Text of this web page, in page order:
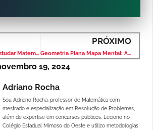
A Importância de Estudar Matemática Financeira com Mapas Mentais
PRÓXIMO
Geometria Plana Mapa Mental: A Chave para um Estudo Eficiente
19, 2024
Adriano Rocha
Sou Adriano Rocha, professor de Matemática com
mestrado e especialização em Resolução de Problemas,
além de expertise em concursos públicos. Leciono no
Colégio Estadual Mimoso do Oeste e utilizo metodologias